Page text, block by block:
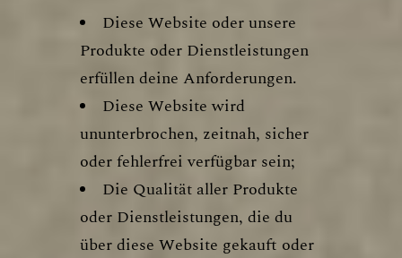
Diese Website oder unsere
Produkte oder Dienstleistungen
erfüllen deine Anforderungen.
Diese Website wird
ununterbrochen, zeitnah, sicher
oder fehlerfrei verfügbar sein;
Die Qualität aller Produkte
oder Dienstleistungen, die du
über diese Website gekauft oder